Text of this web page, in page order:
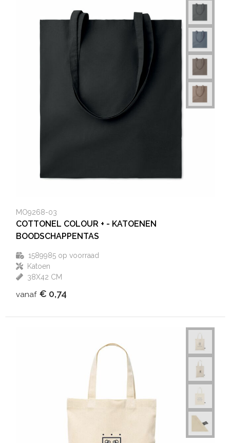
MO9268-03
COTTONEL COLOUR + - KATOENEN
BOODSCHAPPENTAS
1589985op voorraad
Katoen
38X42 CM
vanaf € 0,74